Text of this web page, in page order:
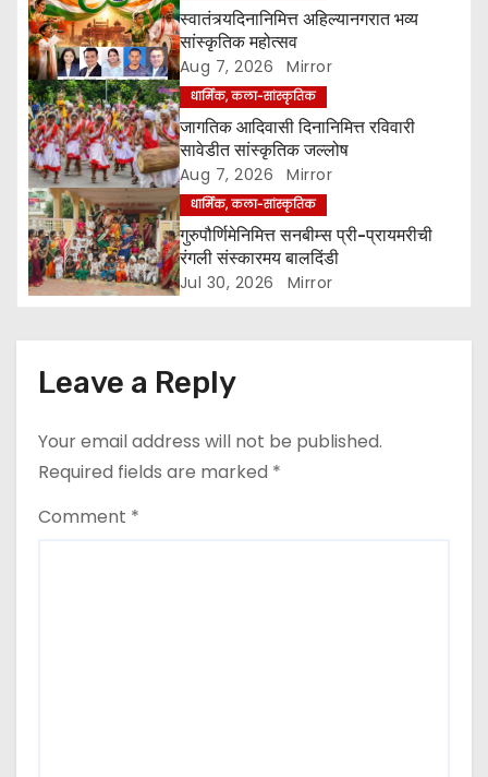
a
t
i
o
n
स्वातंत्र्यदिनानिमित्त अहिल्यानगरात भव्य
सांस्कृतिक महोत्सव
Aug 7, 2026 Mirror
धार्मिक, कला-सांस्कृतिक
जागतिक आदिवासी दिनानिमित्त रविवारी
सावेडीत सांस्कृतिक जल्लोष
Aug 7, 2026 Mirror
धार्मिक, कला-सांस्कृतिक
गुरुपौर्णिमेनिमित्त सनबीम्स प्री-प्रायमरीची
रंगली संस्कारमय बालदिंडी
Jul 30, 2026 Mirror
Leave a Reply
Your email address will not be published.
Required fields are marked *
Comment *